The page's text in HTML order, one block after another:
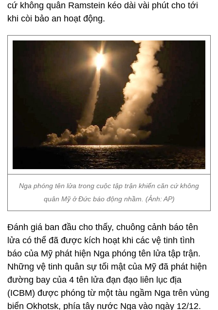
cứ không quân Ramstein kéo dài vài phút cho tới
khi còi bảo an hoạt động.
Nga phóng tên lửa trong cuộc tập trận khiến căn cứ không
quân Mỹ ở Đức báo động nhầm. (Ảnh: AP)
Đánh giá ban đầu cho thấy, chuông cảnh báo tên
lửa có thể đã được kích hoạt khi các vệ tinh tình
báo của Mỹ phát hiện Nga phóng tên lửa tập trận.
Những vệ tinh quân sự tối mật của Mỹ đã phát hiện
đường bay của 4 tên lửa đạn đạo liên lục địa
(ICBM) được phóng từ một tàu ngầm Nga trên vùng
biển Okhotsk, phía tây nước Nga vào ngày 12/12.